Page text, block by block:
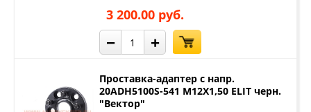
3 200.00 руб.
− +
Проставка-адаптер с напр.
20ADH5100S-541 M12X1,50 ELIT черн.
"Вектор"